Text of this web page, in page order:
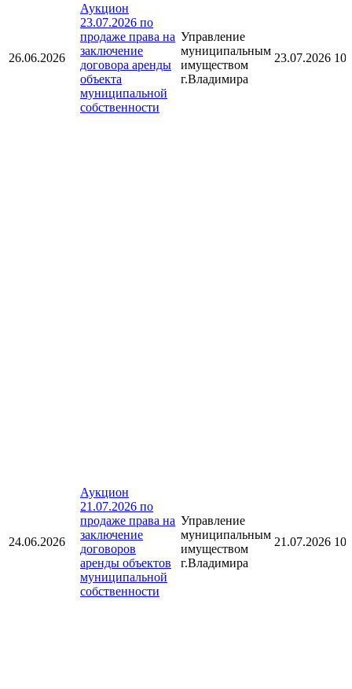
26.06.2026
Аукцион
23.07.2026 по
продаже права на
заключение
договора аренды
объекта
муниципальной
собственности
Управление
муниципальным
имуществом
г.Владимира
23.07.2026
24.06.2026
Аукцион
21.07.2026 по
продаже права на
заключение
договоров
аренды объектов
муниципальной
собственности
Управление
муниципальным
имуществом
г.Владимира
21.07.2026